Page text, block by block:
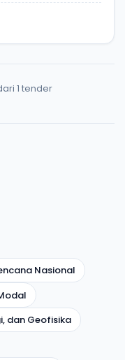
1 tender
Nasional
dan Geofisika